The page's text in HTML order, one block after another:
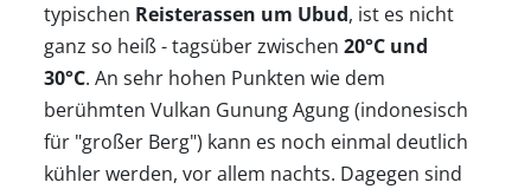
typischen Reisterassen um Ubud, ist es nicht
ganz so heiß - tagsüber zwischen 20°C und
30°C. An sehr hohen Punkten wie dem
berühmten Vulkan Gunung Agung (indonesisch
für "großer Berg") kann es noch einmal deutlich
kühler werden, vor allem nachts. Dagegen sind